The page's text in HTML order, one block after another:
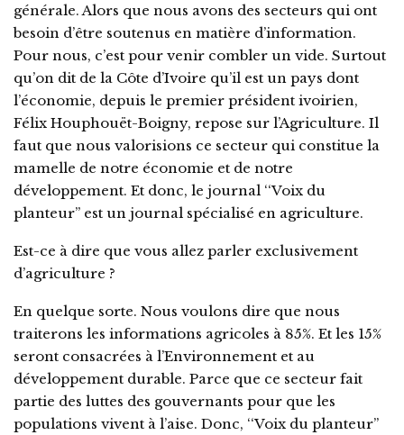
générale. Alors que nous avons des secteurs qui ont
besoin d’être soutenus en matière d’information.
Pour nous, c’est pour venir combler un vide. Surtout
qu’on dit de la Côte d’Ivoire qu’il est un pays dont
l’économie, depuis le premier président ivoirien,
Félix Houphouët-Boigny, repose sur l’Agriculture. Il
faut que nous valorisions ce secteur qui constitue la
mamelle de notre économie et de notre
développement. Et donc, le journal ‘‘Voix du
planteur’’ est un journal spécialisé en agriculture.
Est-ce à dire que vous allez parler exclusivement
d’agriculture ?
En quelque sorte. Nous voulons dire que nous
traiterons les informations agricoles à 85%. Et les 15%
seront consacrées à l’Environnement et au
développement durable. Parce que ce secteur fait
partie des luttes des gouvernants pour que les
populations vivent à l’aise. Donc, ‘‘Voix du planteur’’